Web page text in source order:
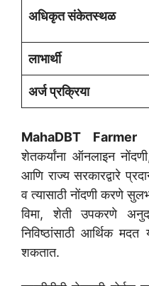
अधिकृत संकेतस्थळ
लाभार्थी
अर्ज प्रक्रिया
MahaDBT Farmer
शेतकर्यांना ऑनलाइन
आणि राज्य सरकारद्वारे
व त्यासाठी नोंदणी करणे
विमा, शेती उपकरणे
निविष्ठांसाठी आर्थिक
शकतात.